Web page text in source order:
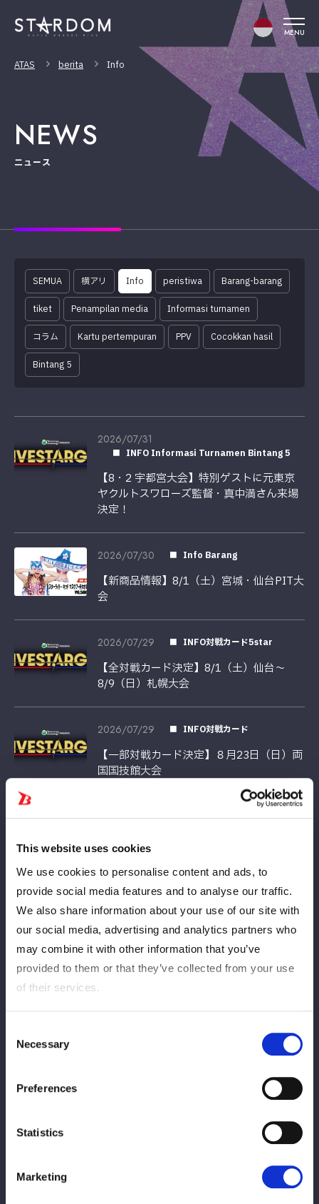
This website uses cookies
We use cookies to personalise content and ads, to
provide social media features and to analyse our traffic.
We also share information about your use of our site with
our social media, advertising and analytics partners who
may combine it with other information that you’ve
provided to them or that they’ve collected from your use
of their services.
Selection
Necessary
Preferences
Statistics
Marketing
MENU
ATAS berita Info
NEWS
ニュース
SEMUA 横アリ Info peristiwa Barang-barang
tiket Penampilan media Informasi turnamen
コラム Kartu pertempuran PPV Cocokkan hasil
Bintang 5
2026/07/31
INFO Informasi Turnamen Bintang 5
【8・2 宇都宮大会】特別ゲストに元東京
ヤクルトスワローズ監督・真中満さん来場
決定！
2026/07/30 Info Barang
【新商品情報】8/1（土）宮城・仙台PIT大
会
2026/07/29 INFO対戦カード5star
【全対戦カード決定】8/1（土）仙台～
8/9（日）札幌大会
2026/07/29 INFO対戦カード
【一部対戦カード決定】８月23日（日）両
国国技館大会
2026/07/27 INFO対戦カード5star
【全対戦カード決定】7月28日（火）後楽
2026/07/24
【ミツカン × STARDOM】真夏のクッキ
ングイベント、豪華二部構成で開催！
2026/07/23
【PPV情報】7月18日（土）東京・EBARA
館）大会のスペシャルゲスト解説者に相羽
あいなさん、渡瀬結月さんが決定！